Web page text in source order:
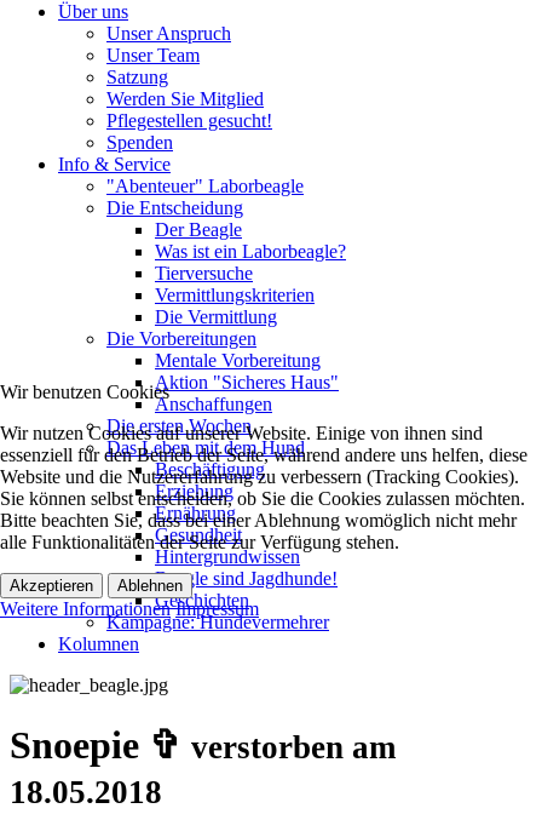
Über uns
Unser Anspruch
Unser Team
Satzung
Werden Sie Mitglied
Pflegestellen gesucht!
Spenden
Info & Service
"Abenteuer" Laborbeagle
Die Entscheidung
Der Beagle
Was ist ein Laborbeagle?
Tierversuche
Vermittlungskriterien
Die Vermittlung
Die Vorbereitungen
Mentale Vorbereitung
Aktion "Sicheres Haus"
Anschaffungen
Die ersten Wochen
Das Leben mit dem Hund
Beschäftigung
Erziehung
Ernährung
Gesundheit
Hintergrundwissen
Beagle sind Jagdhunde!
Geschichten
Kampagne: Hundevermehrer
Kolumnen
Snoepie ✞ verstorben am
18.05.2018
Wir benutzen Cookies
Wir nutzen Cookies auf unserer Website. Einige von ihnen sind
essenziell für den Betrieb der Seite, während andere uns helfen, diese
Website und die Nutzererfahrung zu verbessern (Tracking Cookies).
Sie können selbst entscheiden, ob Sie die Cookies zulassen möchten.
Bitte beachten Sie, dass bei einer Ablehnung womöglich nicht mehr
alle Funktionalitäten der Seite zur Verfügung stehen.
Akzeptieren Ablehnen
Weitere Informationen Impressum